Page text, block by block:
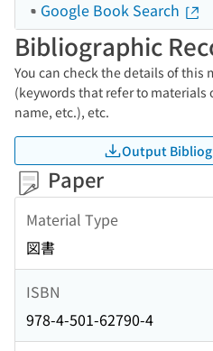
Google Book Search
Bibliographic
You can check the details of this
(keywords that refer to
name, etc.), etc.
Output
Paper
Material Type
図書
ISBN
978-4-501-62790-4